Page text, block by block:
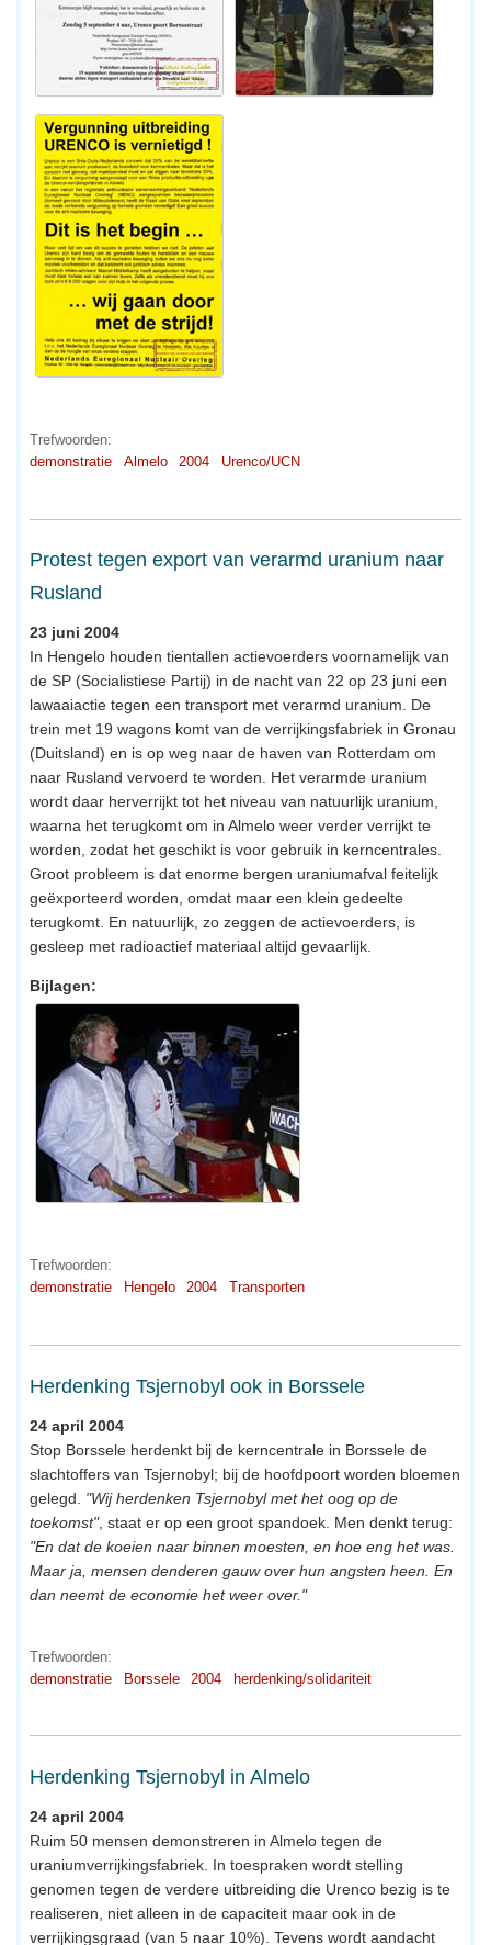
Trefwoorden:
demonstratie
Almelo 2004 Urenco/UCN
Protest tegen export van verarmd uranium naar
Rusland
23 juni 2004
In Hengelo houden tientallen actievoerders voornamelijk van
de SP (Socialistiese Partij) in de nacht van 22 op 23 juni een
lawaaiactie tegen een transport met verarmd uranium. De
trein met 19 wagons komt van de verrijkingsfabriek in Gronau
(Duitsland) en is op weg naar de haven van Rotterdam om
naar Rusland vervoerd te worden. Het verarmde uranium
wordt daar herverrijkt tot het niveau van natuurlijk uranium,
waarna het terugkomt om in Almelo weer verder verrijkt te
worden, zodat het geschikt is voor gebruik in kerncentrales.
Groot probleem is dat enorme bergen uraniumafval feitelijk
geëxporteerd worden, omdat maar een klein gedeelte
terugkomt. En natuurlijk, zo zeggen de actievoerders, is
gesleep met radioactief materiaal altijd gevaarlijk.
Bijlagen:
Trefwoorden:
demonstratie
Hengelo 2004 Transporten
Herdenking Tsjernobyl ook in Borssele
24 april 2004
Stop Borssele herdenkt bij de kerncentrale in Borssele de
slachtoffers van Tsjernobyl; bij de hoofdpoort worden bloemen
gelegd. "Wij herdenken Tsjernobyl met het oog op de
toekomst", staat er op een groot spandoek. Men denkt terug:
"En dat de koeien naar binnen moesten, en hoe eng het was.
Maar ja, mensen denderen gauw over hun angsten heen. En
dan neemt de economie het weer over."
Trefwoorden:
demonstratie
Borssele 2004 herdenking/solidariteit
Herdenking Tsjernobyl in Almelo
24 april 2004
Ruim 50 mensen demonstreren in Almelo tegen de
uraniumverrijkingsfabriek. In toespraken wordt stelling
genomen tegen de verdere uitbreiding die Urenco bezig is te
realiseren, niet alleen in de capaciteit maar ook in de
verrijkingsgraad (van 5 naar 10%). Tevens wordt aandacht